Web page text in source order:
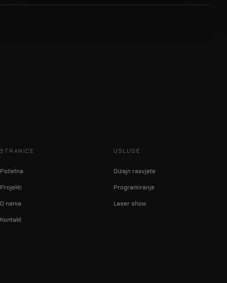
STRANICE
Početna
Projekti
O nama
Kontakt
USLUGE
Dizajn rasvjete
Programiranje
Laser show